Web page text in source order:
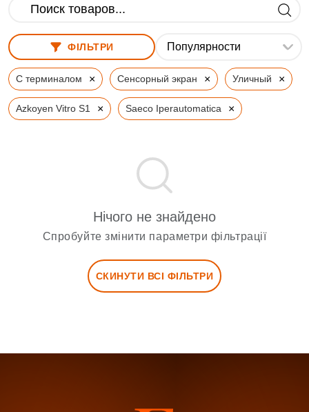
ФІЛЬТРИ
С терминалом × Сенсорный экран × Уличный ×
Azkoyen Vitro S1 × Saeco Iperautomatica ×
Нічого не знайдено
Спробуйте змінити параметри фільтрації
СКИНУТИ ВСІ ФІЛЬТРИ